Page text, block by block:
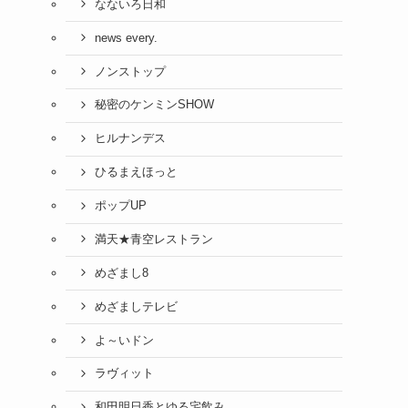
なないろ日和
news every.
ノンストップ
秘密のケンミンSHOW
ヒルナンデス
ひるまえほっと
ポップUP
満天★青空レストラン
めざまし8
めざましテレビ
よ～いドン
ラヴィット